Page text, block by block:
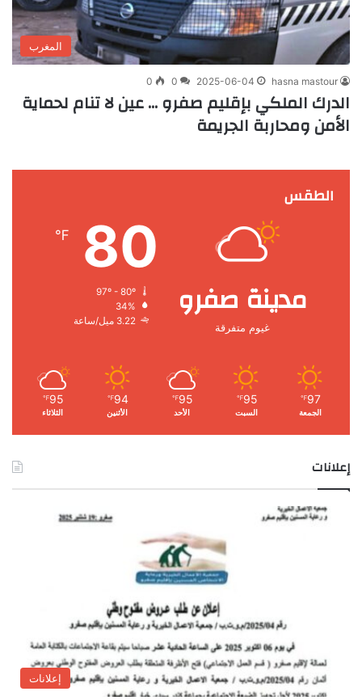
المغرب
hasna mastour
2025-06-04
0
0
الدرك الملكي بإقليم صفرو … عين لا تنام لحماية
الأمن ومحاربة الجريمة
الطقس
مدينة صفرو
غيوم متفرقة
80
℉
34%
3.22 ميل/ساعة
97
℉
الجمعة
95
℉
السبت
95
℉
الأحد
94
℉
الأثنين
95
℉
الثلاثاء
إعلانات
إعلانات